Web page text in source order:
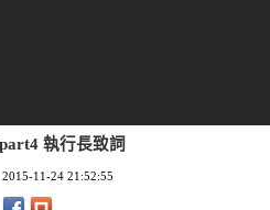
執行長致詞
2015-11-24 21:52:55